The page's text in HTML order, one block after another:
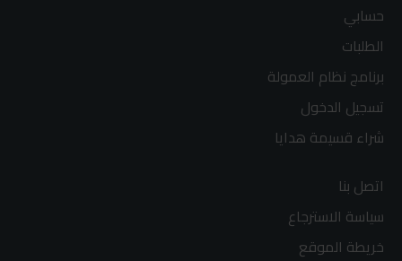
حسابي
الطلبات
برنامج نظام العمولة
تسجيل الدخول
شراء قسيمة هدايا
اتصل بنا
سياسة الاسترجاع
خريطة الموقع